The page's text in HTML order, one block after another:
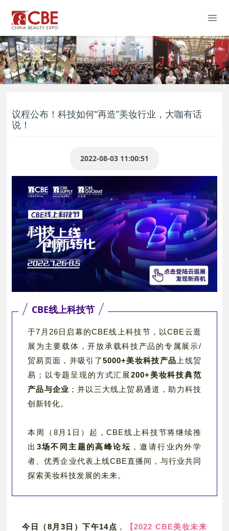
议程公布！科技如何“再造”美妆行业，大咖有话
说！
2022-08-03 11:00:51
CBE线上科技节
于7月26日启幕的CBE线上科技节，以CBE云逛
展为主要载体，开放承载科技产品的专属展示/
贸易页面，并吸引了5000+美妆科技产品 上线贸
易；以专题呈现的方式汇展200+美妆科技典范
产品与企业 ；并以三大线上贸易通道，助力科技
创新转化。
本周（8月1日）起，CBE线上科技节将继续推
出 3场不同主题的高峰论坛 ，邀请行业内外学
者、优秀企业代表上线CBE直播间，与行业共同
探索美妆科技发展的未来。
今日（8月3日）下午14点 ，
【2022 CBE美妆未来